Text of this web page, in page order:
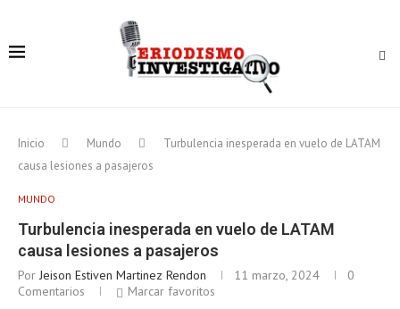
Inicio Mundo
Turbulencia inesperada en vuelo de LATAM
causa lesiones a pasajeros
MUNDO
Turbulencia inesperada en vuelo de LATAM
causa lesiones a pasajeros
Por Jeison Estiven Martinez Rendon 11 marzo, 2024
0
Comentarios
Marcar favoritos